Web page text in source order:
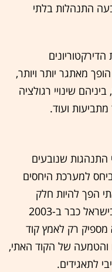
התנהלות בלתי
מאתגר יותר ויותר,
שינויי רגולציה
מתביעות ועוד.
התנהגות שנובעים
למערכת היחסים
הפך להיות חלק
אינטגרלי מחיי החברות הציבוריות בישראל כבר ב-2003
רק לאמץ קוד
והטמעה של הקוד האתי,
לתאגידים.